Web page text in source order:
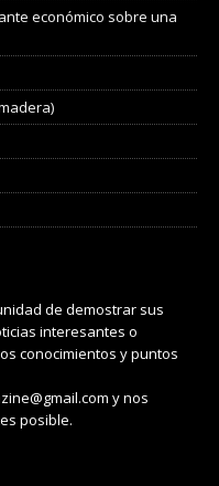
económico sobre una
de demostrar sus
interesantes o
conocimientos y puntos
y nos
posible.